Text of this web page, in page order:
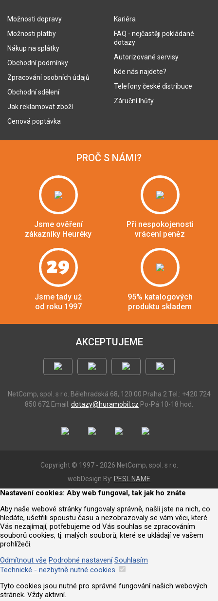
Možnosti dopravy
Možnosti platby
Nákup na splátky
Obchodní podmínky
Zpracování osobních údajů
Obchodní sdělení
Jak reklamovat zboží
Cenová poptávka
Kariéra
FAQ - nejčastěji pokládané
dotazy
Autorizované servisy
Kde nás najdete?
Telefony české distribuce
Záruční lhůty
PROČ S NÁMI?
Jsme ověření
zákazníky Heuréky
Při nespokojenosti
vrácení peněz
29
Jsme tady už
od roku 1997
95% katalogových
produktu skladem
AKCEPTUJEME
NetComp, spol. s r.o. Bělehradská 68, 120 00 Praha 2 Tel.: +420 724
850 672 Email: dotazy@huramobil.cz Po-Pá 10-18 hod.
Copyright © 1997 - 2026 NetComp, spol. s r.o.
webDesign By: PESL.NAME
Nastavení cookies: Aby web fungoval, tak jak ho znáte
Aby naše webové stránky fungovaly správně, našli jste na nich, co
hledáte, ušetřili spoustu času a nezobrazovaly se vám věci, které
Vás nezajímají, potřebujeme od Vás souhlas se zpracováním
souborů cookies, tj. malých souborů, které se ukládají ve vašem
prohlížeči.
Odmítnout vše Podrobné nastavení Souhlasím
Technické - nezbytně nutné cookies
Tyto cookies jsou nutné pro správné fungování našich webových
stránek. Vždy aktivní.